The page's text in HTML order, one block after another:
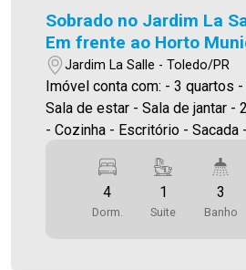
Sobrado no Jardim La
Em frente ao Horto
Jardim La Salle - Toledo/PR
Imóvel conta com: - 3 quartos - 1 suite + closet -
Sala de estar - Sala de jantar -
- Cozinha - Escritório - Sacada
cobertas - Imóvel mobiliado ÁREA CONSTRUÍDA:
345,36m² ÁREA TOTAL TERRENO:
cobrado FCI (Fundo de
4
Dorm.
1
Suite
3
Banho